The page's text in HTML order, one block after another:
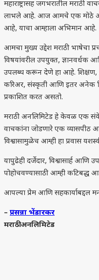
महाराष्ट्रासह जगभरातील मराठी
लाभले आहे. आज आमचे एक मोठे आणि
आहे, याचा आम्हाला अभिमान आहे.
आमचा मुख्य उद्देश मराठी भाषेचा
विषयांवरील उपयुक्त, ज्ञानवर्धक
उपलब्ध करून देणे हा आहे. शिक्षण,
करिअर, संस्कृती आणि इतर अनेक
प्रकाशित करत असतो.
मराठी अनलिमिटेड हे केवळ एक
वाचकांना जोडणारे एक
विश्वासामुळेच आम्ही हा प्रवास
यापुढेही दर्जेदार, विश्वासार्ह आणि
पोहोचवण्यासाठी आम्ही कटिबद्ध
आपल्या प्रेम आणि सहकार्याबद्दल
– प्रसन्ना भेंडारकर
मराठी अनलिमिटेड